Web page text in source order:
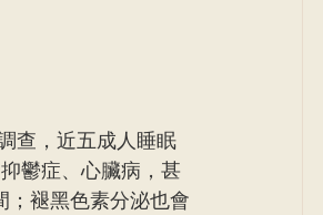
查，近五成人睡眠
鬱症、心臟病，甚
；褪黑色素分泌也會